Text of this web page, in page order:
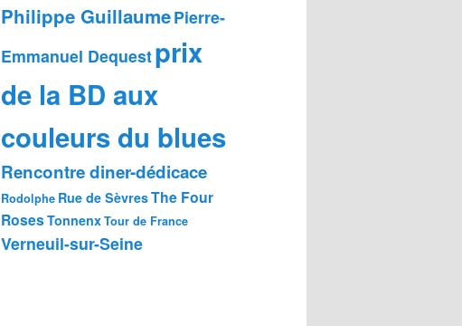
Philippe GuillaumePierre-
Emmanuel Dequestprix
de la BD aux
couleurs du blues
Rencontre diner-dédicace
Rodolphe Rue de SèvresThe Four
RosesTonnenxTour de France
Verneuil-sur-Seine